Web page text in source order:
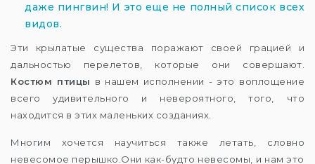
даже пингвин! И это еще не полный список всех
видов.
Эти крылатые существа поражают своей грацией и
дальностью перелетов, которые они совершают.
Костюм птицы в нашем исполнении - это воплощение
всего удивительного и невероятного, того, что
находится в этих маленьких созданиях.
Многим хочется научиться также летать, словно
невесомое перышко.Они как-будто невесомы, и нам это